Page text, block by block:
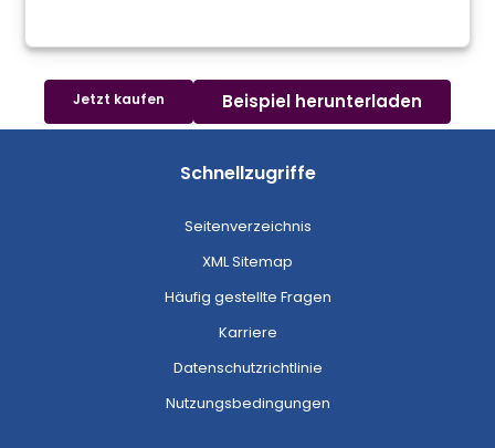
Jetzt kaufen Beispiel herunterladen
Schnellzugriffe
Seitenverzeichnis
XML Sitemap
Häufig gestellte Fragen
Karriere
Datenschutzrichtlinie
Nutzungsbedingungen